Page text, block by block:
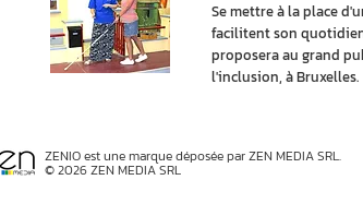
Se mettre à la place
facilitent son
proposera au grand
l'inclusion, à Bruxelles.
ZENIO est une marque déposée par ZEN MEDIA SRL.
© 2026 ZEN MEDIA SRL